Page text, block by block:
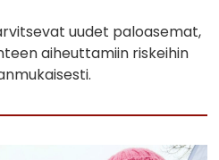
uudet paloasemat,
aiheuttamiin riskeihin